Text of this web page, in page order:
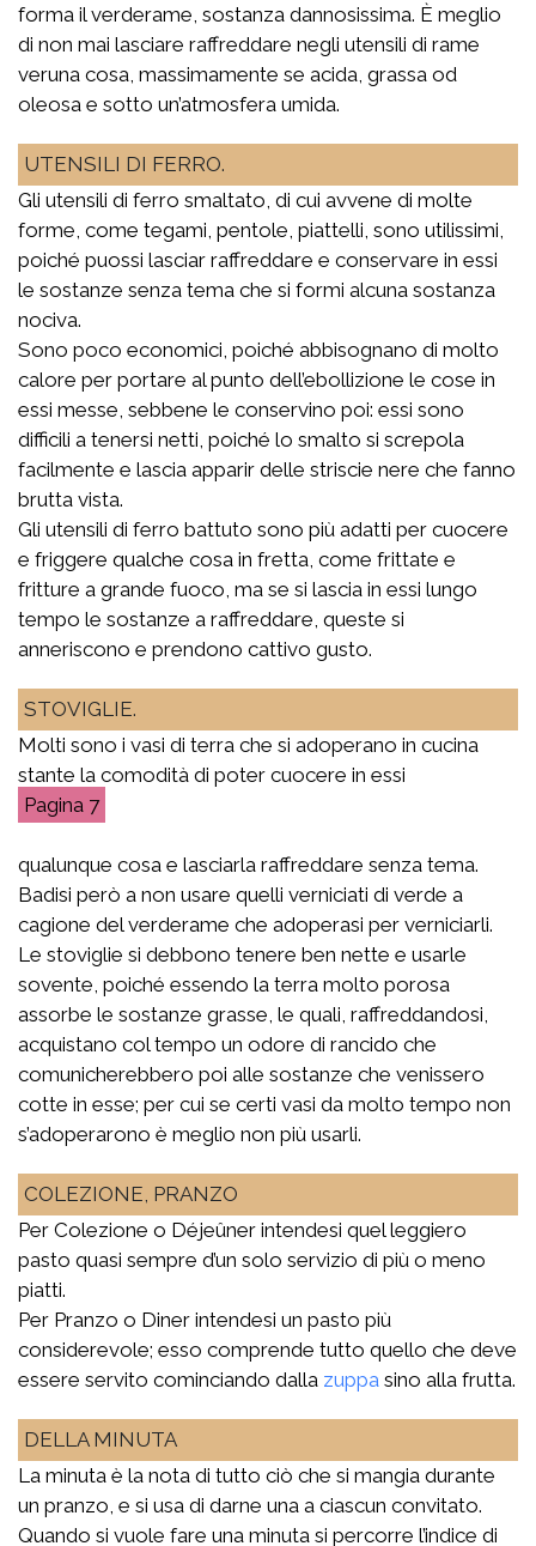
forma il verderame, sostanza dannosissima. È meglio
di non mai lasciare raffreddare negli utensili di rame
veruna cosa, massimamente se acida, grassa od
oleosa e sotto un’atmosfera umida.
UTENSILI DI FERRO.
Gli utensili di ferro smaltato, di cui avvene di molte
forme, come tegami, pentole, piattelli, sono utilissimi,
poiché puossi lasciar raffreddare e conservare in essi
le sostanze senza tema che si formi alcuna sostanza
nociva.
Sono poco economici, poiché abbisognano di molto
calore per portare al punto dell’ebollizione le cose in
essi messe, sebbene le conservino poi: essi sono
difficili a tenersi netti, poiché lo smalto si screpola
facilmente e lascia apparir delle striscie nere che fanno
brutta vista.
Gli utensili di ferro battuto sono più adatti per cuocere
e friggere qualche cosa in fretta, come frittate e
fritture a grande fuoco, ma se si lascia in essi lungo
tempo le sostanze a raffreddare, queste si
anneriscono e prendono cattivo gusto.
STOVIGLIE.
Molti sono i vasi di terra che si adoperano in cucina
stante la comodità di poter cuocere in essi
7
qualunque cosa e lasciarla raffreddare senza tema.
Badisi però a non usare quelli verniciati di verde a
cagione del verderame che adoperasi per verniciarli.
Le stoviglie si debbono tenere ben nette e usarle
sovente, poiché essendo la terra molto porosa
assorbe le sostanze grasse, le quali, raffreddandosi,
acquistano col tempo un odore di rancido che
comunicherebbero poi alle sostanze che venissero
cotte in esse; per cui se certi vasi da molto tempo non
s’adoperarono è meglio non più usarli.
COLEZIONE, PRANZO
Per Colezione o Déjeûner intendesi quel leggiero
pasto quasi sempre d’un solo servizio di più o meno
piatti.
Per Pranzo o Diner intendesi un pasto più
considerevole; esso comprende tutto quello che deve
essere servito cominciando dalla zuppa sino alla frutta.
DELLA MINUTA
La minuta è la nota di tutto ciò che si mangia durante
un pranzo, e si usa di darne una a ciascun convitato.
Quando si vuole fare una minuta si percorre l’indice di